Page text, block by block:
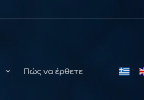
Πώς να έρθετε